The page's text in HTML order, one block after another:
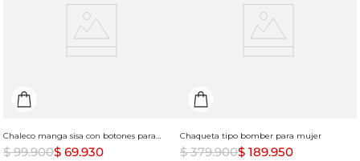
Chaleco manga sisa con botones para mujer
$ 99.900$ 69.930
Chaqueta tipo bomber para mujer
$ 379.900$ 189.950